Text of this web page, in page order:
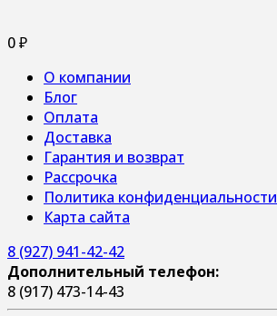
0₽
О компании
Блог
Оплата
Доставка
Гарантия и возврат
Рассрочка
Политика конфиденциальности
Карта сайта
8 (927) 941-42-42
Дополнительный телефон:
8 (917) 473-14-43